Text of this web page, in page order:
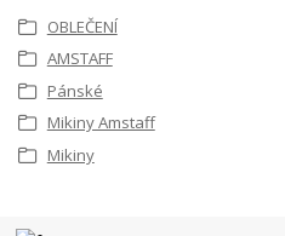
OBLEČENÍ
AMSTAFF
Pánské
Mikiny Amstaff
Mikiny